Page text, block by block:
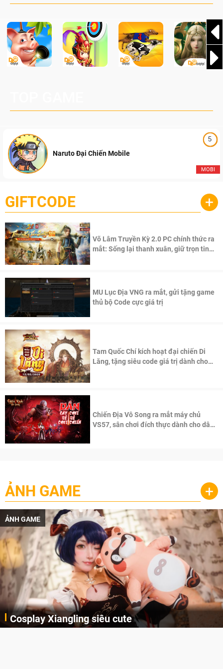
5
MOBI
Naruto Đại Chiến Mobile
GIFTCODE +
Võ Lâm Truyền Kỳ 2.0 PC chính thức ra
mắt: Sống lại thanh xuân, giữ trọn tinh
MU Lục Địa VNG ra mắt, gửi tặng game
thủ bộ Code cực giá trị
Tam Quốc Chí kích hoạt đại chiến Di
Lăng, tặng siêu code giá trị dành cho
Chiến Địa Vô Song ra mắt máy chủ
VS57, sân chơi đích thực dành cho dân
ẢNH GAME +
ẢNH GAME
Cosplay Xiangling siêu cute